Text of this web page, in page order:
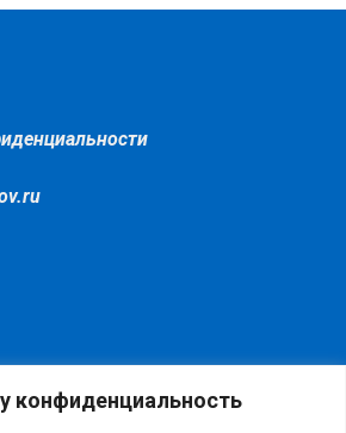
конфиденциальность